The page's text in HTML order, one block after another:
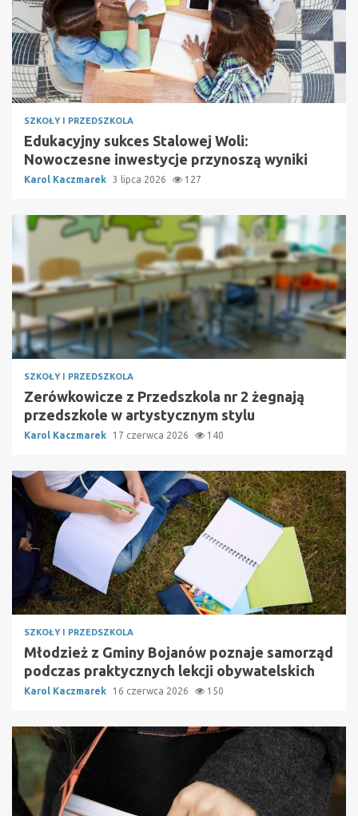
SZKOŁY I PRZEDSZKOLA
Edukacyjny sukces Stalowej Woli:
Nowoczesne inwestycje przynoszą wyniki
Karol Kaczmarek 3 lipca 2026 127
SZKOŁY I PRZEDSZKOLA
Zerówkowicze z Przedszkola nr 2 żegnają
przedszkole w artystycznym stylu
Karol Kaczmarek 17 czerwca 2026 140
SZKOŁY I PRZEDSZKOLA
Młodzież z Gminy Bojanów poznaje samorząd
podczas praktycznych lekcji obywatelskich
Karol Kaczmarek 16 czerwca 2026 150